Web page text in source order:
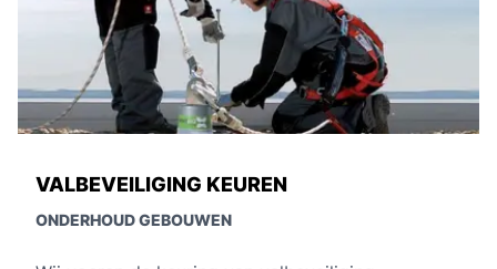
VALBEVEILIGING KEUREN
ONDERHOUD GEBOUWEN